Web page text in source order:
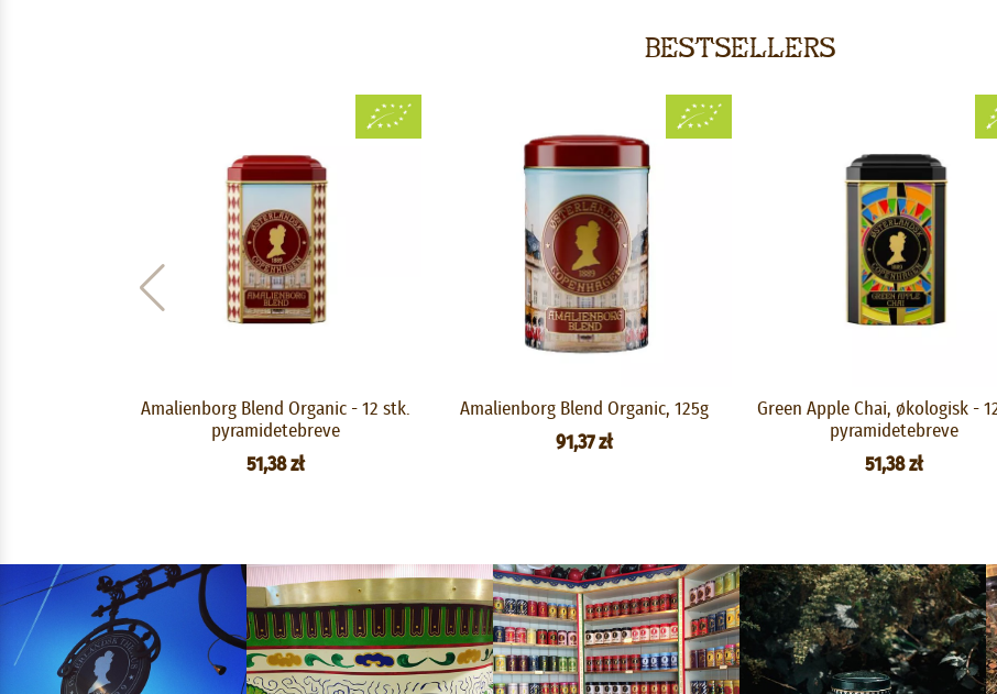
BESTSELLERS
Amalienborg Blend Organic - 12 stk.
pyramidetebreve
51,38 zł
Amalienborg Blend Organic, 125g
91,37 zł
Green Apple Chai, økologisk -
pyramidetebreve
51,38 zł